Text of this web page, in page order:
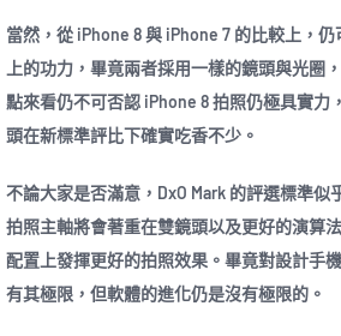
當然，從 iPhone 8 與 iPhone 7 的比較上，
上的功力，畢竟兩者採用一樣的鏡頭與光圈
點來看仍不可否認 iPhone 8 拍照仍極具實力
頭在新標準評比下確實吃香不少。
不論大家是否滿意，DxO Mark 的評選標準
拍照主軸將會著重在雙鏡頭以及更好的演算
配置上發揮更好的拍照效果。畢竟對設計手
有其極限，但軟體的進化仍是沒有極限的。